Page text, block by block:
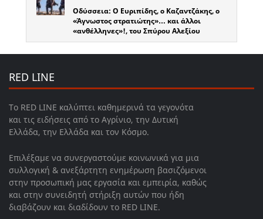
Οδύσσεια: Ο Ευριπίδης, ο Καζαντζάκης, ο
«Άγνωστος στρατιώτης»… και άλλοι
«ανθέλληνες»!, του Σπύρου Αλεξίου
RED LINE
Το RED LINE καλύπτει καθημερινά τα γεγονότα
και τις ειδήσεις από το Αγρίνιο, την Δυτική
Ελλάδα, την Ελλάδα και τον Κόσμο.
Επιλέξαμε να συνεργαστούμε κοινωνικά για μια
συλλογική & ανεξάρτητη ενημέρωση βασιζόμενοι
στην προσωπική μας εργασία και εμπειρία, καθώς
και στην συνειδητή στήριξη αυτών που ήδη
διαβάζουν και διαδίδουν το RED LINE.